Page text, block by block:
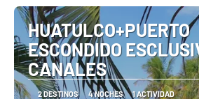
HUATULCO+PUERTO
ESCONDIDO
CANALES
2 DESTINOS 4 NOCHES 1 ACTIVIDAD